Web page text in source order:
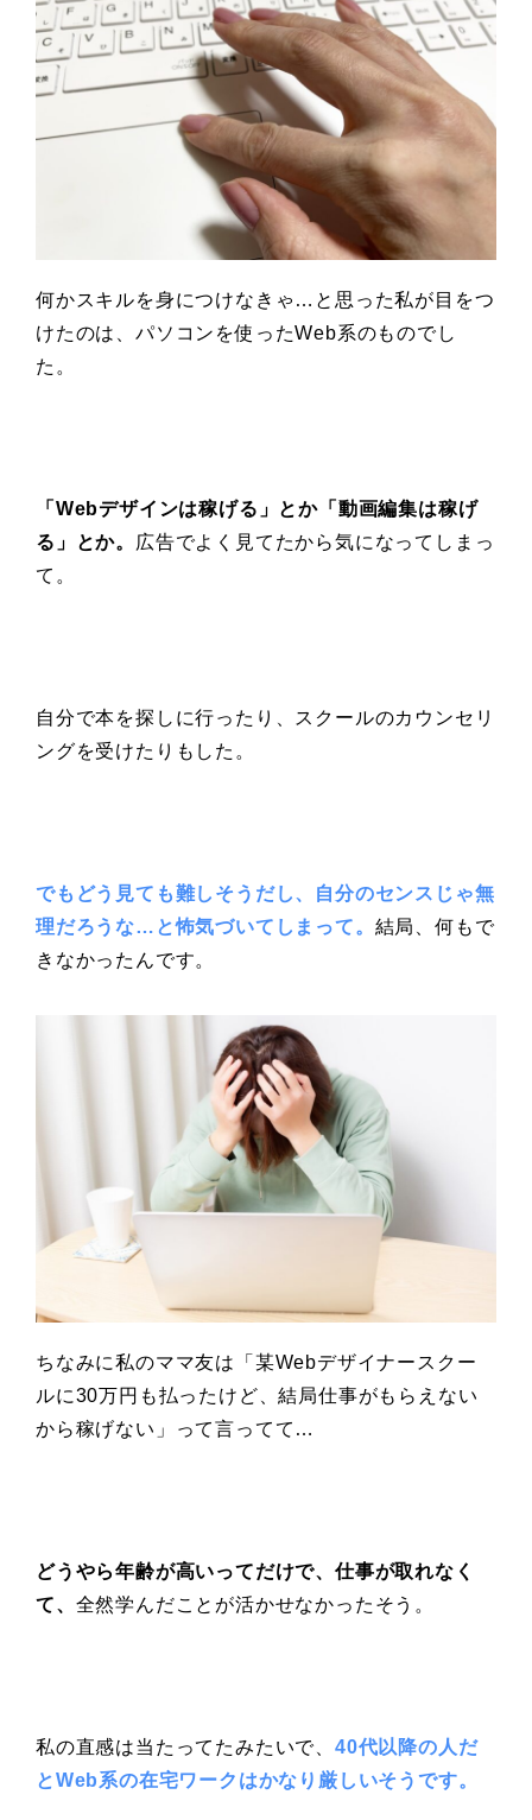
何かスキルを身につけなきゃ…と思った私が目をつ
けたのは、パソコンを使ったWeb系のものでし
た。
「Webデザインは稼げる」とか「動画編集は稼げ
る」とか。
広告でよく見てたから気になってしまっ
て。
自分で本を探しに行ったり、スクールのカウンセリ
ングを受けたりもした。
でもどう見ても難しそうだし、自分のセンスじゃ無
理だろうな…と怖気づいてしまって。 結局、何もで
きなかったんです。
ちなみに私のママ友は「某Webデザイナースクー
ルに30万円も払ったけど、結局仕事がもらえない
から稼げない」って言ってて…
どうやら年齢が高いってだけで、仕事が取れなく
て、 全然学んだことが活かせなかったそう。
私の直感は当たってたみたいで、 40代以降の人だ
とWeb系の在宅ワークはかなり厳しいそうです。